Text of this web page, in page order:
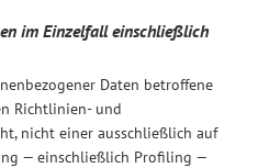
im Einzelfall einschließlich
Daten betroffene
Richtlinien- und
nicht einer ausschließlich auf
— einschließlich Profiling —